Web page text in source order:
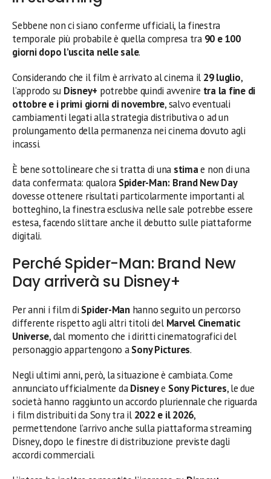
Sebbene non ci siano conferme ufficiali, la finestra
temporale più probabile è quella compresa tra 90 e 100
giorni dopo l’uscita nelle sale.
Considerando che il film è arrivato al cinema il 29 luglio,
l’approdo su Disney+ potrebbe quindi avvenire tra la fine di
ottobre e i primi giorni di novembre, salvo eventuali
cambiamenti legati alla strategia distributiva o ad un
prolungamento della permanenza nei cinema dovuto agli
incassi.
È bene sottolineare che si tratta di una stimae non di una
data confermata: qualora Spider-Man: Brand New Day
dovesse ottenere risultati particolarmente importanti al
botteghino, la finestra esclusiva nelle sale potrebbe essere
estesa, facendo slittare anche il debutto sulle piattaforme
digitali.
Perché Spider-Man: Brand New
Day arriverà su Disney+
Per anni i film di Spider-Manhanno seguito un percorso
differente rispetto agli altri titoli del Marvel Cinematic
Universe, dal momento che i diritti cinematografici del
personaggio appartengono aSony Pictures.
Negli ultimi anni, però, la situazione è cambiata. Come
annunciato ufficialmente daDisneye Sony Pictures, le due
società hanno raggiunto un accordo pluriennale che riguarda
i film distribuiti da Sony tra il 2022 e il 2026,
permettendone l’arrivo anche sulla piattaforma streaming
Disney, dopo le finestre di distribuzione previste dagli
accordi commerciali.